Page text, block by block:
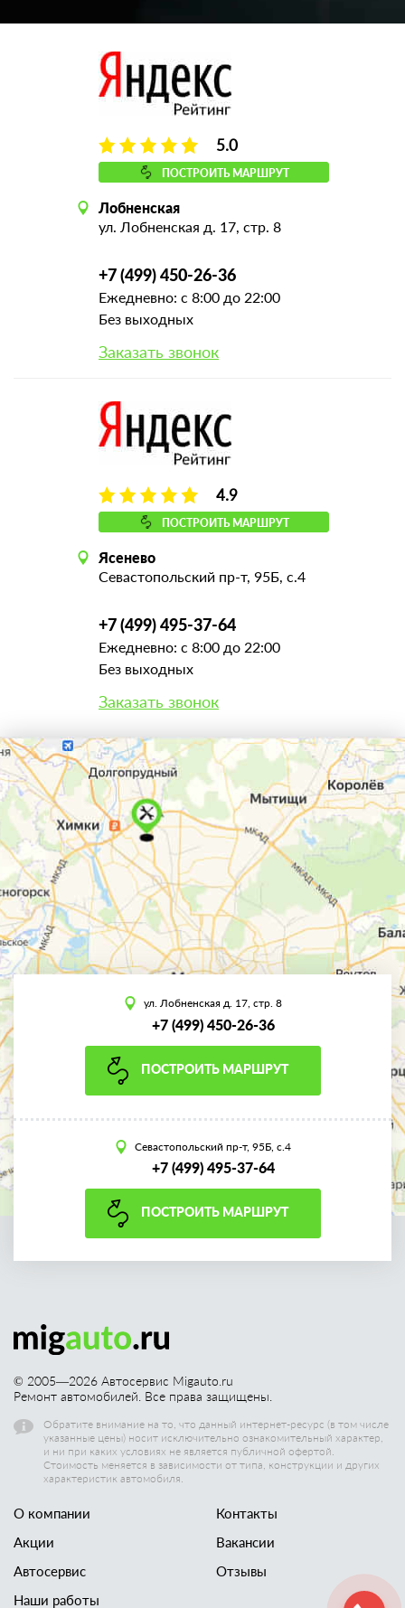
5.0
ПОСТРОИТЬ МАРШРУТ
Лобненская
ул. Лобненская д. 17, стр. 8
+7 (499) 450-26-36
Ежедневно: с 8:00 до 22:00
Без выходных
Заказать звонок
4.9
ПОСТРОИТЬ МАРШРУТ
Ясенево
Севастопольский пр-т, 95Б, с.4
+7 (499) 495-37-64
Ежедневно: с 8:00 до 22:00
Без выходных
Заказать звонок
ул. Лобненская д. 17, стр. 8
+7 (499) 450-26-36
ПОСТРОИТЬ МАРШРУТ
Севастопольский пр-т, 95Б, с.4
+7 (499) 495-37-64
ПОСТРОИТЬ МАРШРУТ
© 2005—2026 Автосервис Migauto.ru
Ремонт автомобилей. Все права защищены.
Обратите внимание на то, что данный интернет-ресурс (в том числе
указанные цены) носит исключительно ознакомительный характер,
и ни при каких условиях не является публичной офертой.
Стоимость меняется в зависимости от типа, конструкции и других
характеристик автомобиля.
О компании
Акции
Автосервис
Наши работы
Контакты
Вакансии
Отзывы